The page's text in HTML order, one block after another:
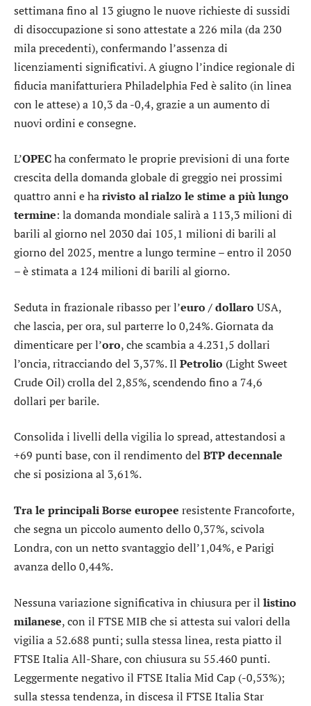
settimana fino al 13 giugno le nuove richieste di sussidi
di disoccupazione si sono attestate a 226 mila (da 230
mila precedenti), confermando l’assenza di
licenziamenti significativi. A giugno l’indice regionale di
fiducia manifatturiera Philadelphia Fed è salito (in linea
con le attese) a 10,3 da -0,4, grazie a un aumento di
nuovi ordini e consegne.
L’OPECha confermato le proprie previsioni di una forte
crescita della domanda globale di greggio nei prossimi
quattro anni e harivisto al rialzo le stime a più lungo
termine: la domanda mondiale salirà a 113,3 milioni di
barili al giorno nel 2030 dai 105,1 milioni di barili al
giorno del 2025, mentre a lungo termine – entro il 2050
– è stimata a 124 milioni di barili al giorno.
Seduta in frazionale ribasso per l’euro / dollaro USA,
che lascia, per ora, sul parterre lo 0,24%. Giornata da
dimenticare per l’oro, che scambia a 4.231,5 dollari
l’oncia, ritracciando del 3,37%. Il Petrolio (Light Sweet
Crude Oil) crolla del 2,85%, scendendo fino a 74,6
dollari per barile.
Consolida i livelli della vigilia lospread, attestandosi a
+69 punti base, con il rendimento del BTP decennale
che si posiziona al 3,61%.
Tra le principali Borse europee resistenteFrancoforte,
che segna un piccolo aumento dello 0,37%, scivola
Londra, con un netto svantaggio dell’1,04%, eParigi
avanza dello 0,44%.
Nessuna variazione significativa in chiusura per il listino
milanese, con il FTSE MIB che si attesta sui valori della
vigilia a 52.688 punti; sulla stessa linea, resta piatto il
FTSE Italia All-Share, con chiusura su 55.460 punti.
Leggermente negativo il FTSE Italia Mid Cap (-0,53%);
sulla stessa tendenza, in discesa il FTSE Italia Star